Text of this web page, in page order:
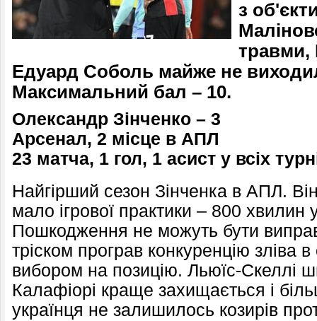
з
травми,
Едуард Соболь майже не
Максимальний бал – 10.
Олександр Зінченко – 3
Арсенал, 2 місце в АПЛ
23 матча, 1 гол, 1 асист у всіх
Найгірший сезон Зінченка в АПЛ.
мало ігрової практики – 800 хвилин
Пошкодження не можуть бути
тріском програв конкуренцію зліва
вибором на позицію. Льюїс-Скеллі
Калафіорі краще захищається і
українця не залишилось козирів